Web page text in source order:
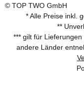
© TOP TWO GmbH
* Alle Preise inkl.
**
*** gilt für
andere Länder